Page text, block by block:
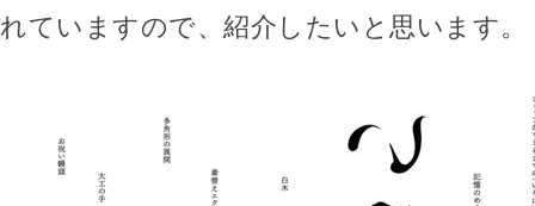
れていますので、紹介したいと思います。